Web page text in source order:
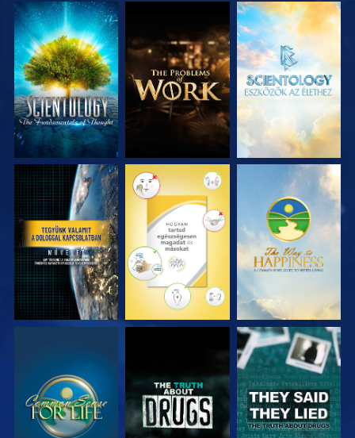
A SOROZAT
RÉSZEI
A SOROZAT
RÉSZEI
A SOROZAT
RÉSZEI
MŰSORNÉZÉS MŰSORNÉZÉS MŰSORNÉZÉS
MŰSORNÉZÉS MŰSORNÉZÉS MŰSORNÉZÉS